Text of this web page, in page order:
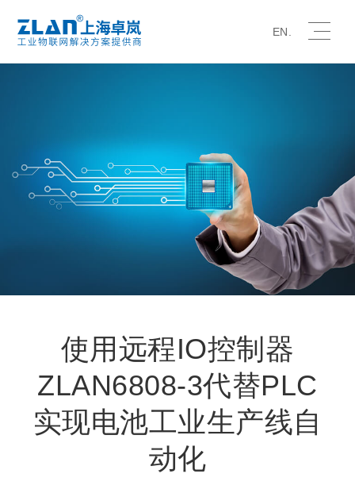
EN.
使用远程IO控制器
ZLAN6808-3代替PLC
实现电池工业生产线自
动化